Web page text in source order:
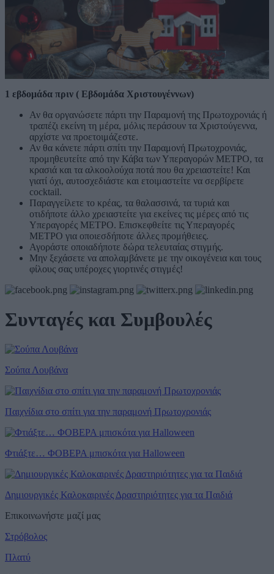
1 εβδομάδα πριν ( Εβδομάδα Χριστουγέννων)
Αν θα οργανώσετε πάρτι την Παραμονή της Πρωτοχρονιάς ή
τραπέζι εκείνη τη μέρα, μόλις περάσουν τα Χριστούγεννα,
αρχίστε να προετοιμάζεστε.
Αν θα κάνετε πάρτι σπίτι την Παραμονή Πρωτοχρονιάς,
προμηθευτείτε από την Κάβα των Υπεραγορών ΜΕΤΡΟ, τα
κρασιά και τα αλκοολούχα ποτά που θα χρειαστείτε! Και
γιατί όχι, αυτοσχεδιάστε και ετοιμαστείτε να σερβίρετε
cocktail.
Παραγγείλετε το κρέας, τα θαλασσινά, τα τυριά και
οτιδήποτε άλλο χρειαστείτε για εκείνες τις μέρες από τις
Υπεραγορές ΜΕΤΡΟ. Επισκεφθείτε τις Υπεραγορές
ΜΕΤΡΟ για οποιεσδήποτε άλλες προμήθειες.
Αγοράστε οποιαδήποτε δώρα τελευταίας στιγμής.
Μην ξεχάσετε να απολαμβάνετε με την οικογένεια και τους
φίλους σας υπέροχες γιορτινές στιγμές!
Συνταγές και Συμβουλές
Σούπα Λουβάνα
Παιχνίδια στο σπίτι για την παραμονή Πρωτοχρονιάς
Φτιάξτε… ΦΟΒΕΡΑ μπισκότα για Halloween
Δημιουργικές Καλοκαιρινές Δραστηριότητες για τα Παιδιά
Επικοινωνήστε μαζί μας
Στρόβολος
Πλατύ